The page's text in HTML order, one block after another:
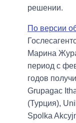
решении.
По версии
Марина
период с
годов
Grupagac
(Турция),
Spolka